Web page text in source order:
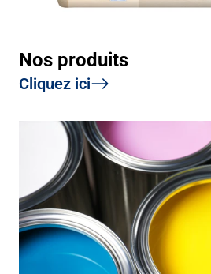
Nos produits
Cliquez ici